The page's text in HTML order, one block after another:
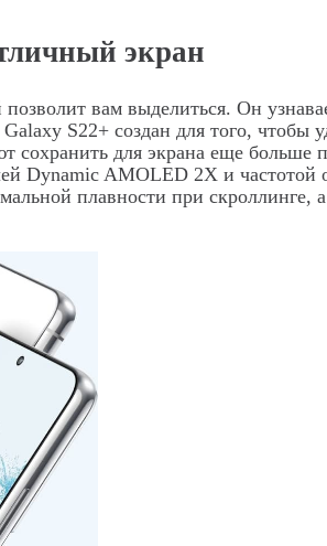
экран
вам выделиться. Он
S22+ создан для того, чтобы
для экрана еще больше
Dynamic AMOLED 2X и частотой
плавности при скроллинге,